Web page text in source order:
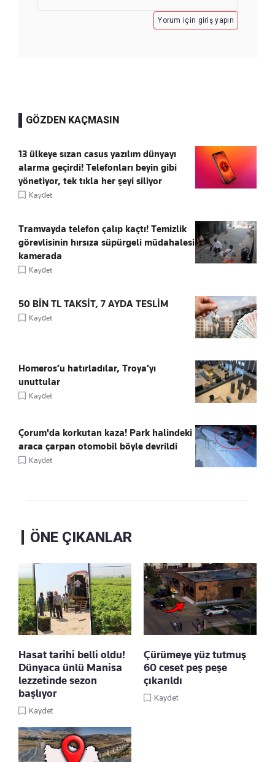
Yorum için giriş yapın
GÖZDEN KAÇMASIN
13 ülkeye sızan casus yazılım dünyayı
alarma geçirdi! Telefonları beyin gibi
yönetiyor, tek tıkla her şeyi siliyor
Kaydet
Tramvayda telefon çalıp kaçtı! Temizlik
görevlisinin hırsıza süpürgeli müdahalesi
kamerada
Kaydet
50 BİN TL TAKSİT, 7 AYDA TESLİM
Kaydet
Homeros’u hatırladılar, Troya’yı
unuttular
Kaydet
Çorum'da korkutan kaza! Park halindeki
araca çarpan otomobil böyle devrildi
Kaydet
ÖNE ÇIKANLAR
Hasat tarihi belli oldu!
Dünyaca ünlü Manisa
lezzetinde sezon
başlıyor
Kaydet
Çürümeye yüz tutmuş
60 ceset peş peşe
çıkarıldı
Kaydet